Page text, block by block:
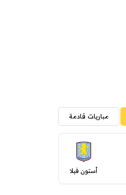
مباريات قادمة
أستون فيلا